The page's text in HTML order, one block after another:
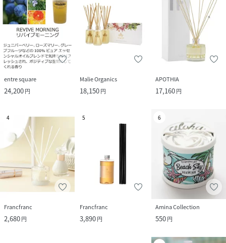
entre square
24,200円
Malie Organics
18,150円
APOTHIA
17,160円
4
Francfranc
2,680円
5
Francfranc
3,890円
6
Amina Collection
550円